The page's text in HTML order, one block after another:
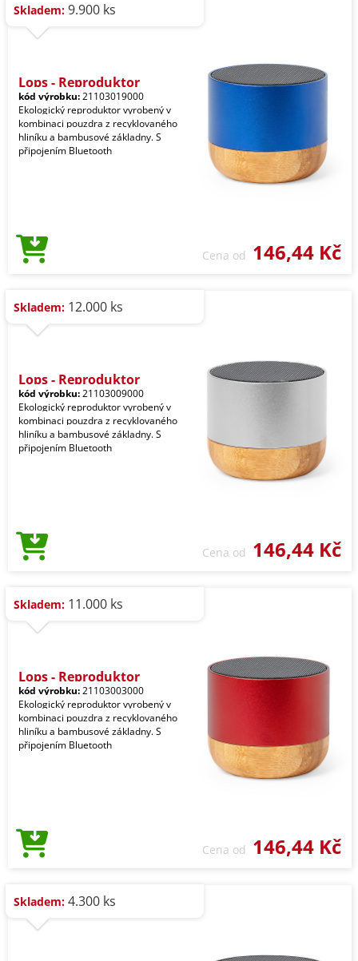
Skladem: 9.900 ks
Lops - Reproduktor
kód výrobku:21103019000
Ekologický reproduktor vyrobený v
kombinaci pouzdra z recyklovaného
hliníku a bambusové základny. S
připojením Bluetooth
Cena od 146,44 Kč
Skladem: 12.000 ks
Lops - Reproduktor
kód výrobku:21103009000
Ekologický reproduktor vyrobený v
kombinaci pouzdra z recyklovaného
hliníku a bambusové základny. S
připojením Bluetooth
Cena od 146,44 Kč
Skladem: 11.000 ks
Lops - Reproduktor
kód výrobku:21103003000
Ekologický reproduktor vyrobený v
kombinaci pouzdra z recyklovaného
hliníku a bambusové základny. S
připojením Bluetooth
Cena od 146,44 Kč
Skladem: 4.300 ks